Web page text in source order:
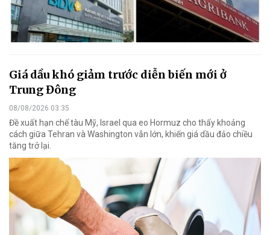
Giá dầu khó giảm trước diễn biến mới ở
Trung Đông
08/08/2026 03:35
Đề xuất hạn chế tàu Mỹ, Israel qua eo Hormuz cho thấy khoảng
cách giữa Tehran và Washington vẫn lớn, khiến giá dầu đảo chiều
tăng trở lại.